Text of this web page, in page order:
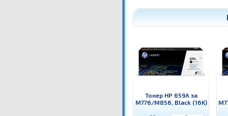
Тонер HP 659A за
M776/M856, Black (16K)